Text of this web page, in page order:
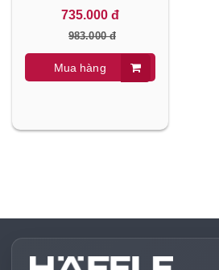
735.000 đ
983.000 đ
Mua hàng